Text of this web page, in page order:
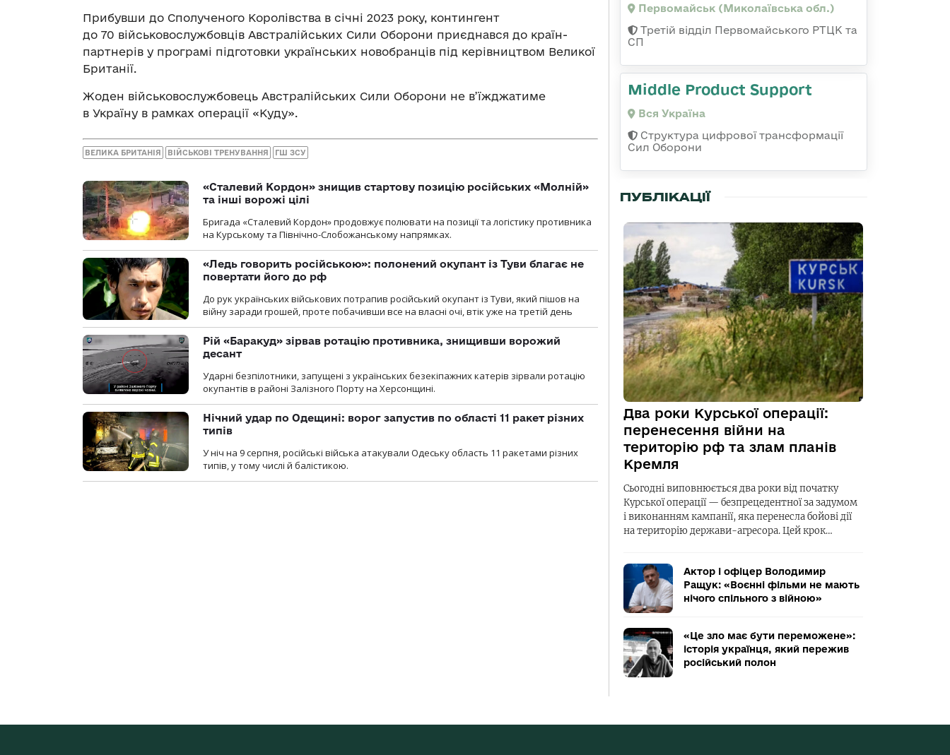
Прибувши до Сполученого Королівства в січні 2023 року, контингент
до 70 військовослужбовців Австралійських Сили Оборони приєднався до країн-
партнерів у програмі підготовки українських новобранців під керівництвом Великої
Британії.
Жоден військовослужбовець Австралійських Сили Оборони не в’їжджатиме
в Україну в рамках операції «Куду».
ВЕЛИКА БРИТАНІЯ ВІЙСЬКОВІ ТРЕНУВАННЯ ГШ ЗСУ
«Сталевий Кордон» знищив стартову позицію російських «Молній»
та інші ворожі цілі
Бригада «Сталевий Кордон» продовжує полювати на позиції та логістику противника
на Курському та Північно-Слобожанському напрямках.
«Ледь говорить російською»: полонений окупант із Туви благає не
повертати його до рф
До рук українських військових потрапив російський окупант із Туви, який пішов на
війну заради грошей, проте побачивши все на власні очі, втік уже на третій день
Рій «Баракуд» зірвав ротацію противника, знищивши ворожий
десант
Ударні безпілотники, запущені з українських безекіпажних катерів зірвали ротацію
окупантів в районі Залізного Порту на Херсонщині.
Нічний удар по Одещині: ворог запустив по області 11 ракет різних
типів
У ніч на 9 серпня, російські війська атакували Одеську область 11 ракетами різних
типів, у тому числі й балістикою.
Первомайськ (Миколаївська обл.)
Третій відділ Первомайського РТЦК та
СП
Middle Product Support
Вся Україна
Структура цифрової трансформації
Сил Оборони
ПУБЛІКАЦІЇ
Два роки Курської операції:
перенесення війни на
територію рф та злам планів
Кремля
Сьогодні виповнюється два роки від початку
Курської операції — безпрецедентної за задумом
і виконанням кампанії, яка перенесла бойові дії
на територію держави-агресора. Цей крок…
Актор і офіцер Володимир
Ращук: «Воєнні фільми не мають
нічого спільного з війною»
«Це зло має бути переможене»:
історія українця, який пережив
російський полон